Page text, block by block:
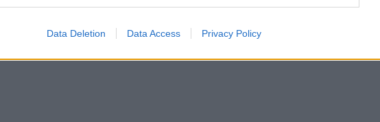
Data Deletion Data Access Privacy Policy